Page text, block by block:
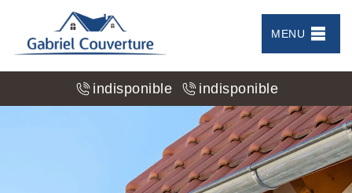
MENU
indisponible indisponible